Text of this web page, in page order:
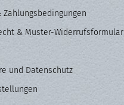
Zahlungsbedingungen
& Muster-Widerrufsformular
und Datenschutz